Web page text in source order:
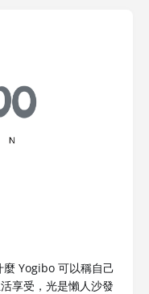
Yogibo 可以稱自己
享受，光是懶人沙發